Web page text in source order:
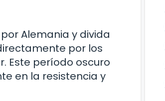
Alemania y divida
por los
Este período oscuro
en la resistencia y